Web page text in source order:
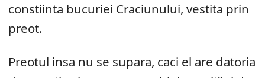
constiinta bucuriei Craciunului, vestita prin
preot.
Preotul insa nu se supara, caci el are datoria